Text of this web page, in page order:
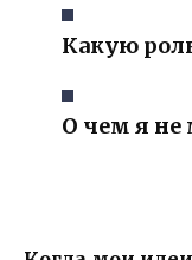
Какую
О чем я не